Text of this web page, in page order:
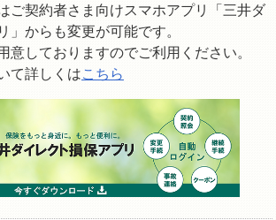
ご契約者さま向けスマホアプリ「三井ダ
」からも変更が可能です。
意しておりますのでご利用ください。
て詳しくはこちら